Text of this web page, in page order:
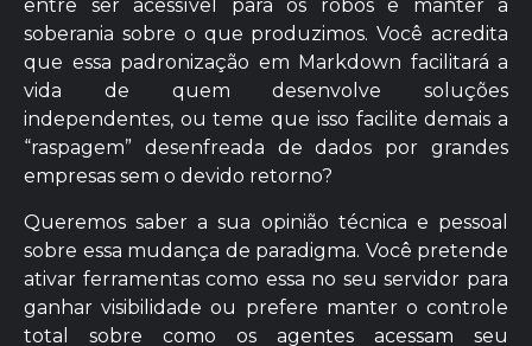
entre ser acessível para os robôs e manter a
soberania sobre o que produzimos. Você acredita
que essa padronização em Markdown facilitará a
vida de quem desenvolve soluções
independentes, ou teme que isso facilite demais a
“raspagem” desenfreada de dados por grandes
empresas sem o devido retorno?
Queremos saber a sua opinião técnica e pessoal
sobre essa mudança de paradigma. Você pretende
ativar ferramentas como essa no seu servidor para
ganhar visibilidade ou prefere manter o controle
total sobre como os agentes acessam seu